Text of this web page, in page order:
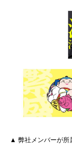
▲ 弊社メンバーが所